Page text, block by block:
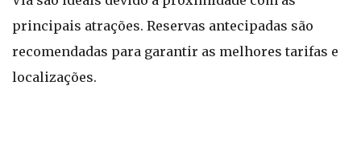
principais atrações. Reservas antecipadas são
recomendadas para garantir as melhores tarifas e
localizações.